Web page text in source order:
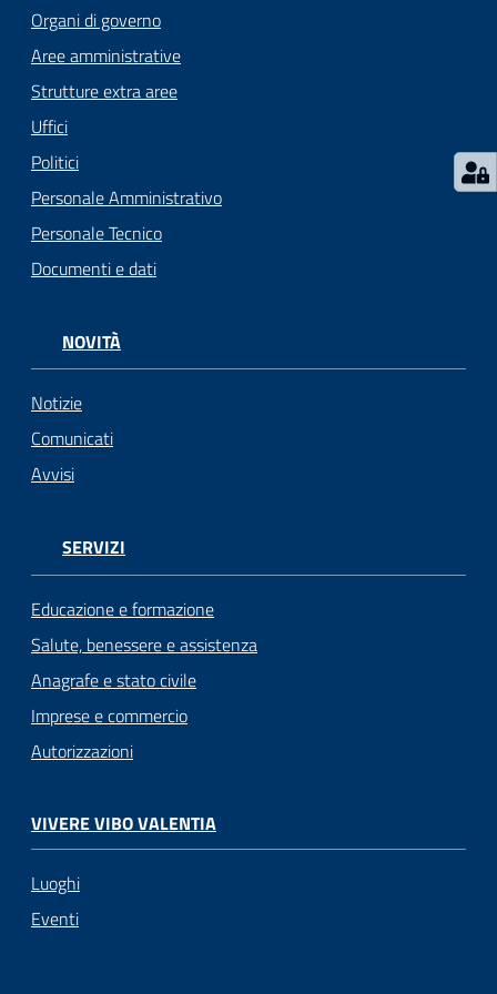
argomenti...
Seguici
su
Organi di governo
Aree amministrative
Strutture extra aree
Uffici
Politici
Personale Amministrativo
Personale Tecnico
Documenti e dati
NOVITÀ
Notizie
Comunicati
Avvisi
SERVIZI
Educazione e formazione
Salute, benessere e assistenza
Anagrafe e stato civile
Imprese e commercio
Autorizzazioni
VIVERE VIBO VALENTIA
Luoghi
Eventi